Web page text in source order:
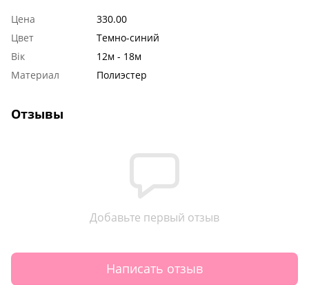
Цена
330.00
Цвет
Темно-синий
Вік
12м - 18м
Материал
Полиэстер
Отзывы
Добавьте первый отзыв
Написать отзыв